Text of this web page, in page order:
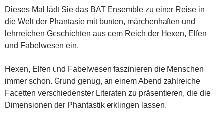
Dieses Mal lädt Sie das BAT Ensemble zu einer Reise in
die Welt der Phantasie mit bunten, märchenhaften und
lehrreichen Geschichten aus dem Reich der Hexen, Elfen
und Fabelwesen ein.
Hexen, Elfen und Fabelwesen faszinieren die Menschen
immer schon. Grund genug, an einem Abend zahlreiche
Facetten verschiedenster Literaten zu präsentieren, die die
Dimensionen der Phantastik erklingen lassen.